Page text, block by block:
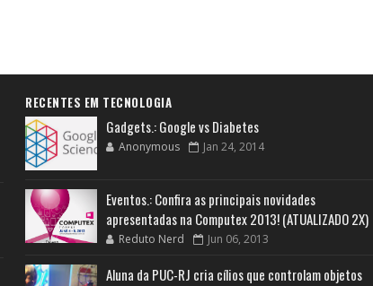
RECENTES EM TECNOLOGIA
Gadgets.: Google vs Diabetes
Anonymous Jan 24, 2014
Eventos.: Confira as principais novidades
apresentadas na Computex 2013! (ATUALIZADO 2X)
Reduto Nerd Jun 06, 2013
Aluna da PUC-RJ cria cílios que controlam objetos